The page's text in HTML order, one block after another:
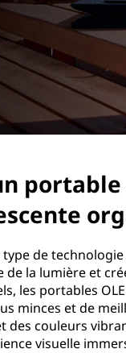
de
la lumière et
les portables
minces et de
des couleurs
visuelle